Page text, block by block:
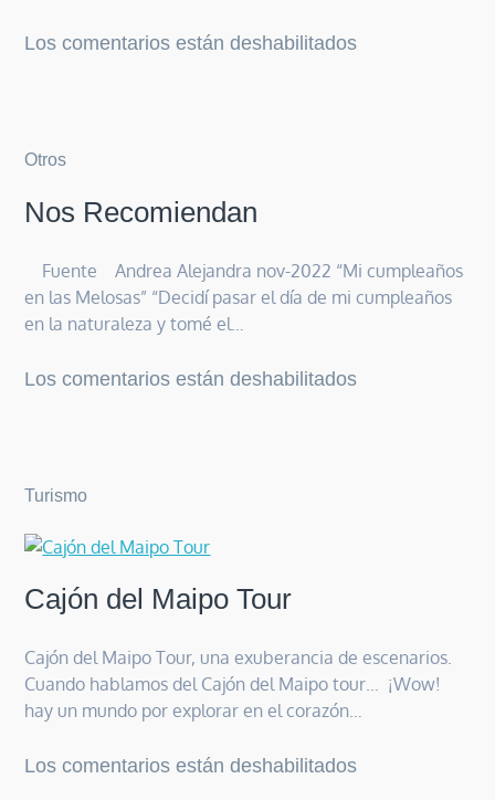
Los comentarios están deshabilitadosen
Otros
Nos Recomiendan
Fuente Andrea Alejandra nov-2022 “Mi cumpleaños
en las Melosas” “Decidí pasar el día de mi cumpleaños
en la naturaleza y tomé el…
Los comentarios están deshabilitadosen
Turismo
Cajón del Maipo Tour
Cajón del Maipo Tour, una exuberancia de escenarios.
Cuando hablamos del Cajón del Maipo tour… ¡Wow!
hay un mundo por explorar en el corazón…
Los comentarios están deshabilitadosen